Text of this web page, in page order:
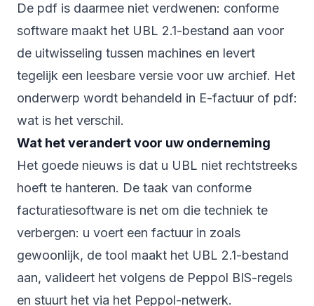
De pdf is daarmee niet verdwenen: conforme
software maakt het UBL 2.1-bestand aan voor
de uitwisseling tussen machines en levert
tegelijk een leesbare versie voor uw archief. Het
onderwerp wordt behandeld in E-factuur of pdf:
wat is het verschil.
Wat het verandert voor uw onderneming
Het goede nieuws is dat u UBL niet rechtstreeks
hoeft te hanteren. De taak van conforme
facturatiesoftware is net om die techniek te
verbergen: u voert een factuur in zoals
gewoonlijk, de tool maakt het UBL 2.1-bestand
aan, valideert het volgens de Peppol BIS-regels
en stuurt het via het Peppol-netwerk.